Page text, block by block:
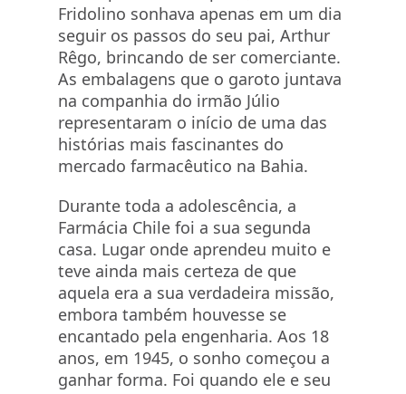
Fridolino sonhava apenas em um dia
seguir os passos do seu pai, Arthur
Rêgo, brincando de ser comerciante.
As embalagens que o garoto juntava
na companhia do irmão Júlio
representaram o início de uma das
histórias mais fascinantes do
mercado farmacêutico na Bahia.
Durante toda a adolescência, a
Farmácia Chile foi a sua segunda
casa. Lugar onde aprendeu muito e
teve ainda mais certeza de que
aquela era a sua verdadeira missão,
embora também houvesse se
encantado pela engenharia. Aos 18
anos, em 1945, o sonho começou a
ganhar forma. Foi quando ele e seu